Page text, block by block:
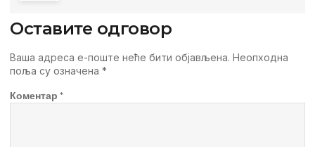
Оставите одговор
Ваша адреса е-поште неће бити објављена. Неопходна
поља су означена *
Коментар *